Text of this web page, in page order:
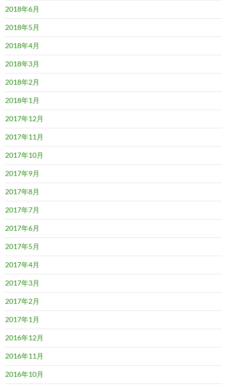
2018年6月
2018年5月
2018年4月
2018年3月
2018年2月
2018年1月
2017年12月
2017年11月
2017年10月
2017年9月
2017年8月
2017年7月
2017年6月
2017年5月
2017年4月
2017年3月
2017年2月
2017年1月
2016年12月
2016年11月
2016年10月